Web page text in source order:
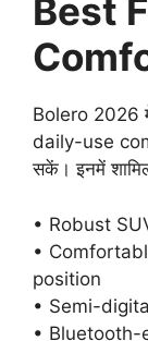
Best
Bolero 2026
daily-use
सकें। इनमें
• Robust
•
position
• Semi-
• Bluetooth-